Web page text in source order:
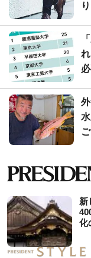
新
化